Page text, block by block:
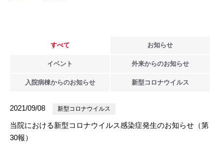
すべて お知らせ
イベント 外来からのお知らせ
入院病棟からのお知らせ 新型 コロナウイルス
2021/09/08 新型コロナウイルス
当院における新型コロナウイルス感染症発生のお知らせ（第
30報）